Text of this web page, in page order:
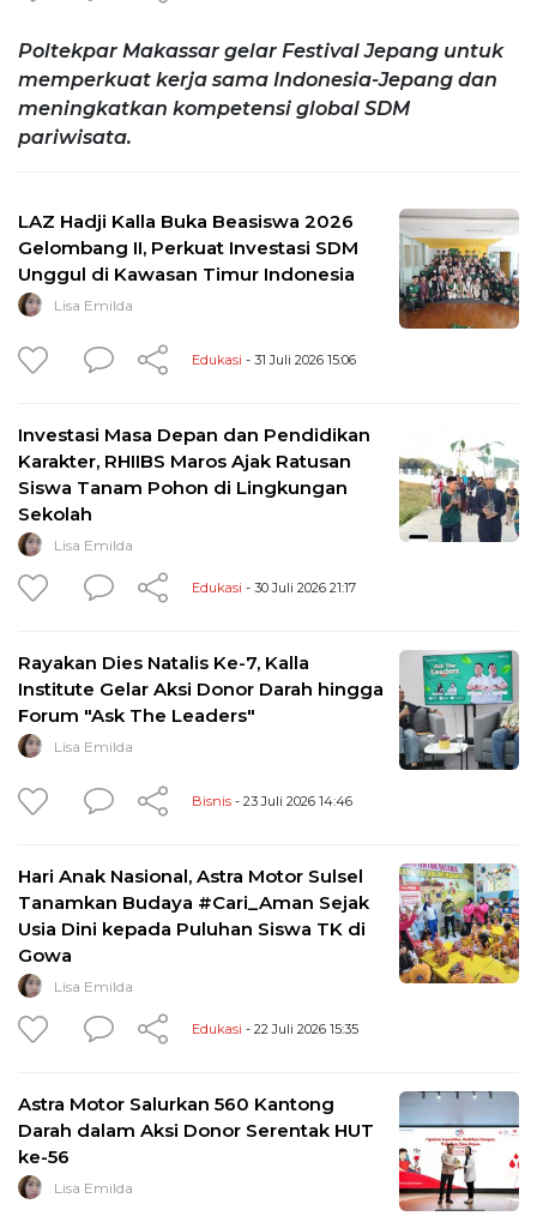
Poltekpar Makassar gelar Festival Jepang untuk
memperkuat kerja sama Indonesia-Jepang dan
meningkatkan kompetensi global SDM
pariwisata.
LAZ Hadji Kalla Buka Beasiswa 2026
Gelombang II, Perkuat Investasi SDM
Unggul di Kawasan Timur Indonesia
Lisa Emilda
Edukasi - 31 Juli 2026 15:06
Investasi Masa Depan dan Pendidikan
Karakter, RHIIBS Maros Ajak Ratusan
Siswa Tanam Pohon di Lingkungan
Sekolah
Lisa Emilda
Edukasi - 30 Juli 2026 21:17
Rayakan Dies Natalis Ke-7, Kalla
Institute Gelar Aksi Donor Darah hingga
Forum "Ask The Leaders"
Lisa Emilda
Bisnis - 23 Juli 2026 14:46
Hari Anak Nasional, Astra Motor Sulsel
Tanamkan Budaya #Cari_Aman Sejak
Usia Dini kepada Puluhan Siswa TK di
Gowa
Lisa Emilda
Edukasi - 22 Juli 2026 15:35
Astra Motor Salurkan 560 Kantong
Darah dalam Aksi Donor Serentak HUT
ke-56
Lisa Emilda